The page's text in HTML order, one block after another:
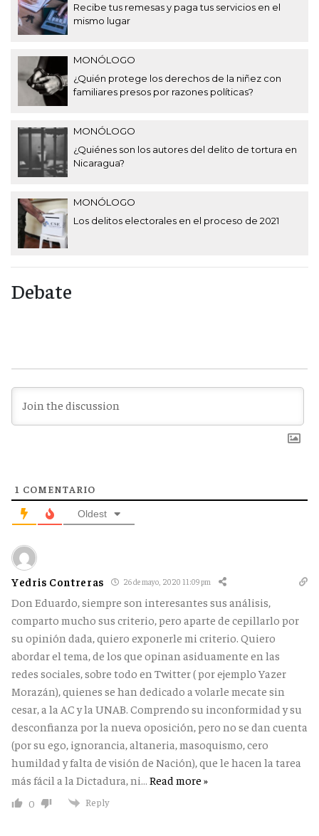
Recibe tus remesas y paga tus servicios en el
mismo lugar
MONÓLOGO
¿Quién protege los derechos de la niñez con
familiares presos por razones políticas?
MONÓLOGO
¿Quiénes son los autores del delito de tortura en
Nicaragua?
MONÓLOGO
Los delitos electorales en el proceso de 2021
Debate
1 COMENTARIO
Oldest
Yedris Contreras 26 de mayo, 2020 11:09 pm
Don Eduardo, siempre son interesantes sus análisis,
comparto mucho sus criterio, pero aparte de cepillarlo por
su opinión dada, quiero exponerle mi criterio. Quiero
abordar el tema, de los que opinan asiduamente en las
redes sociales, sobre todo en Twitter ( por ejemplo Yazer
Morazán), quienes se han dedicado a volarle mecate sin
cesar, a la AC y la UNAB. Comprendo su inconformidad y su
desconfianza por la nueva oposición, pero no se dan cuenta
(por su ego, ignorancia, altaneria, masoquismo, cero
humildad y falta de visión de Nación), que le hacen la tarea
más fácil a la Dictadura, ni
Read more »
0 Reply